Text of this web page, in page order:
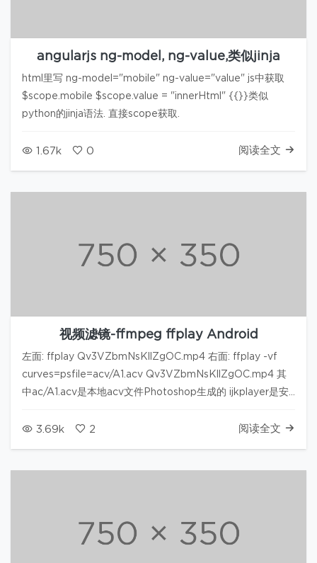
angularjs ng-model, ng-value,类似jinja
html里写 ng-model="mobile" ng-value="value" js中获取
$scope.mobile $scope.value = "innerHtml" {{}}类似
python的jinja语法. 直接scope获取.
1.67k 0 阅读全文
视频滤镜-ffmpeg ffplay Android
左面: ffplay Qv3VZbmNsKllZgOC.mp4 右面: ffplay -vf
curves=psfile=acv/A1.acv Qv3VZbmNsKllZgOC.mp4 其
中ac/A1.acv是本地acv文件Photoshop生成的 ijkplayer是安
3.69k 2 阅读全文